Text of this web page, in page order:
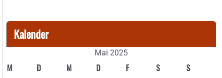
Kalender
Mai 2025
M D M D F S S